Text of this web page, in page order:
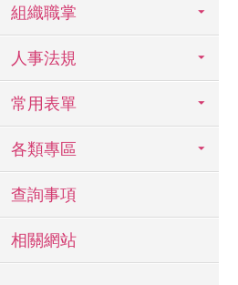
組織職掌
人事法規
常用表單
各類專區
查詢事項
相關網站